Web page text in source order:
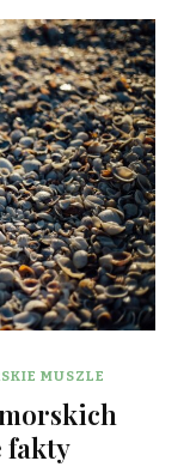
MUSZLE
fakty